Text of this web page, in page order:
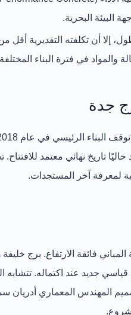
البيئة البحرية.
إلا أن تكلفته التقديرية أقل
في فترة البناء
جدة
تاريخ نهائي معتمد
لمعرفة آخر المستجدات.
فائقة الارتفاع. برج
جديد عند اكتماله. تتشابه
المهندس المعماري أدريان